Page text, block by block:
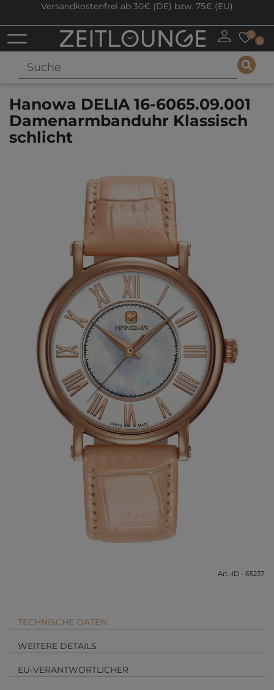
Versandkostenfrei ab 30€ (DE) bzw. 75€ (EU)
0
0
Hanowa DELIA 16-6065.09.001
Damenarmbanduhr Klassisch
schlicht
Art.-ID - 65237
TECHNISCHE DATEN
WEITERE DETAILS
EU-VERANTWORTLICHER